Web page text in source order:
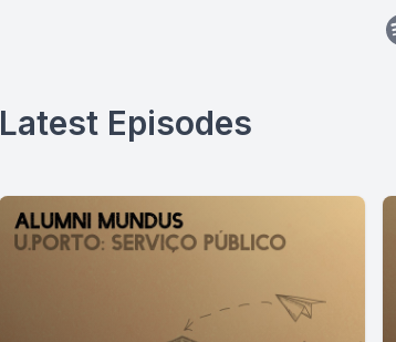
Latest Episodes